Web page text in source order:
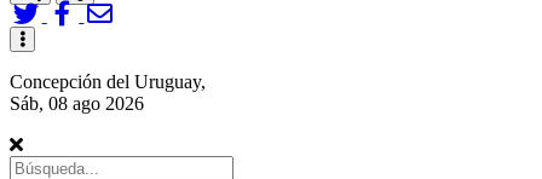
Toggle
navigation
Concepción del Uruguay,
Sáb, 08 ago 2026
Search